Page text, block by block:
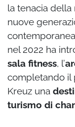
la tenacia della
nuove
nel 2022 ha
sala fitness, l’
completando il
Kreuz una
turismo di